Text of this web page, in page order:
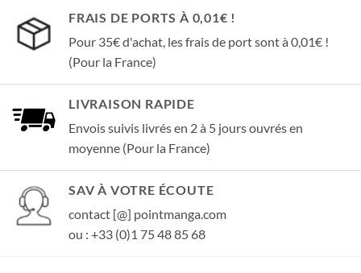
FRAIS DE PORTS À 0,01€ !
Pour 35€ d'achat, les frais de port sont à 0,01€ !
(Pour la France)
LIVRAISON RAPIDE
Envois suivis livrés en 2 à 5 jours ouvrés en
moyenne (Pour la France)
SAV À VOTRE ÉCOUTE
contact [@] pointmanga.com
ou : +33 (0)1 75 48 85 68